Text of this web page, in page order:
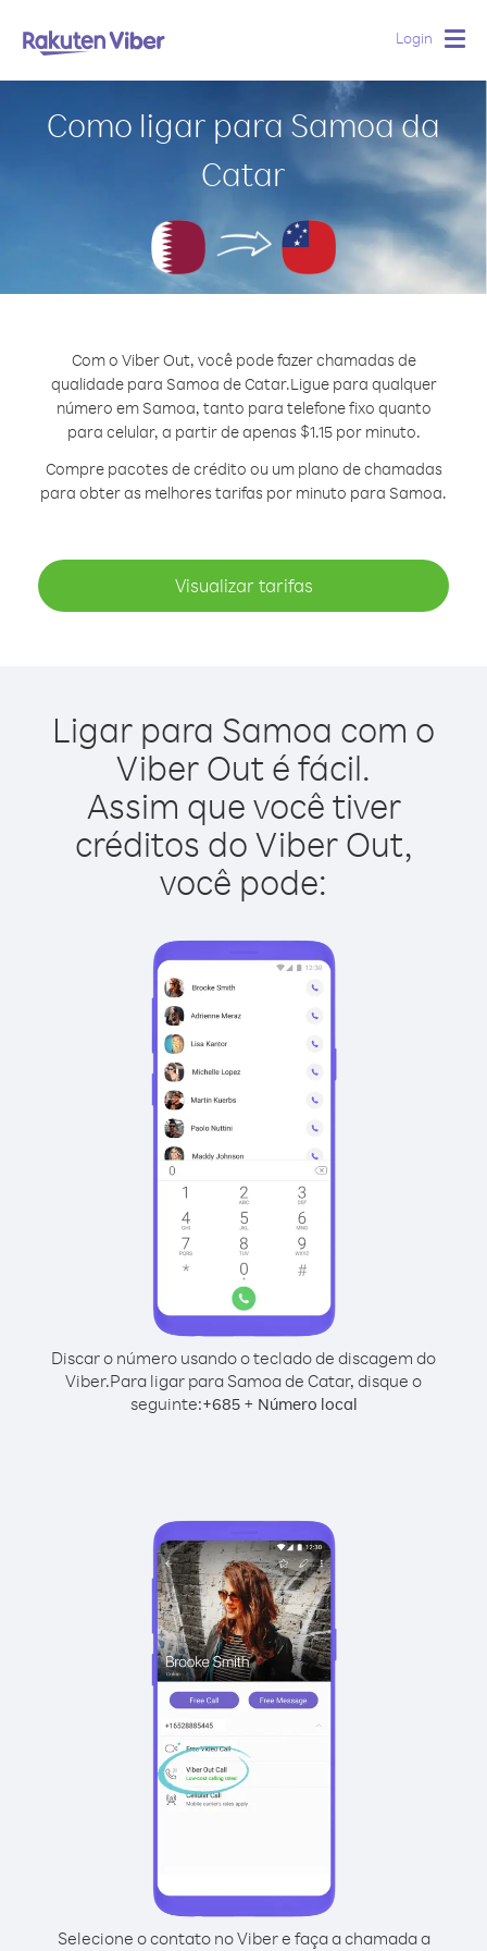
Login
Como ligar para Samoa da
Catar
Com o Viber Out, você pode fazer chamadas de
qualidade para Samoa de Catar.Ligue para qualquer
número em Samoa, tanto para telefone fixo quanto
para celular, a partir de apenas $1.15 por minuto.
Compre pacotes de crédito ou um plano de chamadas
para obter as melhores tarifas por minuto para Samoa.
Visualizar tarifas
Ligar para Samoa com o
Viber Out é fácil.
Assim que você tiver
créditos do Viber Out,
você pode:
Discar o número usando o teclado de discagem do
Viber.Para ligar para Samoa de Catar, disque o
seguinte:+685+ Número local
Selecione o contato no Viber e faça a chamada a